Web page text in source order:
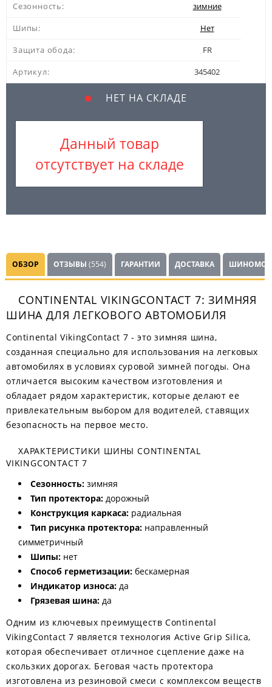
Сезонность:
зимние
Шипы:
Нет
Защита обода:
FR
Артикул:
345402
НЕТ НА СКЛАДЕ
Данный товар
отсутствует на складе
ОБЗОР ОТЗЫВЫ (554) ГАРАНТИИ ДОСТАВКА
CONTINENTAL VIKINGCONTACT 7: ЗИМНЯЯ
ШИНА ДЛЯ ЛЕГКОВОГО АВТОМОБИЛЯ
Continental VikingContact 7 - это зимняя шина,
созданная специально для использования на легковых
автомобилях в условиях суровой зимней погоды. Она
отличается высоким качеством изготовления и
обладает рядом характеристик, которые делают ее
привлекательным выбором для водителей, ставящих
безопасность на первое место.
ХАРАКТЕРИСТИКИ ШИНЫ CONTINENTAL
VIKINGCONTACT 7
Сезонность: зимняя
Тип протектора: дорожный
Конструкция каркаса: радиальная
Тип рисунка протектора: направленный
симметричный
Шипы: нет
Способ герметизации: бескамерная
Индикатор износа: да
Грязевая шина: да
Одним из ключевых преимуществ Continental
VikingContact 7 является технология Active Grip Silica,
которая обеспечивает отличное сцепление даже на
скользких дорогах. Беговая часть протектора
изготовлена из резиновой смеси с комплексом веществ